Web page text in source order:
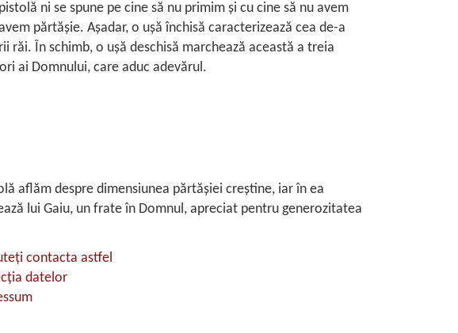
ni se spune pe cine să nu primim și cu cine să nu avem
părtășie. Așadar, o ușă închisă caracterizează cea de-a
În schimb, o ușă deschisă marchează această a treia
ai Domnului, care aduc adevărul.
aflăm despre dimensiunea părtășiei creștine, iar în ea
lui Gaiu, un frate în Domnul, apreciat pentru generozitatea
contacta astfel
datelor